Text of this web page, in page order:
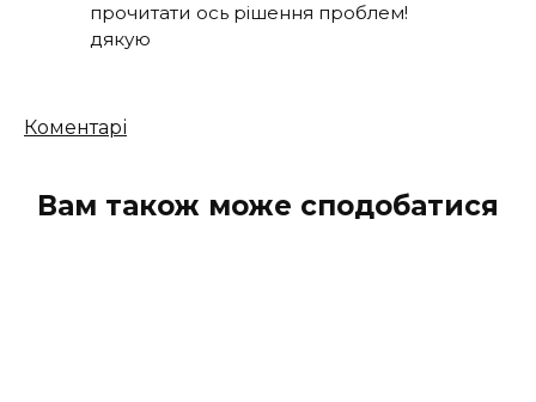
прочитати ось рішення проблем!
дякую
Кількість
Коментарі
Вам також може сподобатися